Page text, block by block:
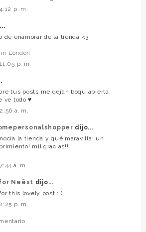
p. m.
de enamorar de la tienda <3
London
p. m.
tus posts me dejan boquiabierta.
ve todo ♥
a. m.
dijo...
la tienda y qué maravilla! un
mil gracias!!!
a. m.
Neëst dijo...
this lovely post : )
p. m.